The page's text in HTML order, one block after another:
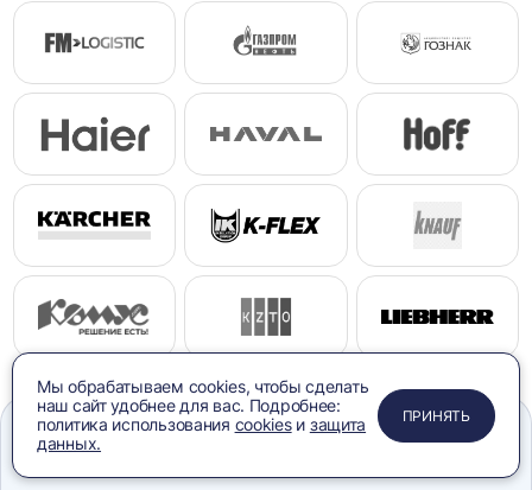
ПРИМЕНИТЬ
ЗАКРЫТЬ
ЗАКРЫТЬ
ЗАКРЫТЬ
Мы обрабатываем cookies, чтобы сделать
наш сайт удобнее для вас. Подробнее:
политика использования cookiesи защита
данных.
ПРИНЯТЬ